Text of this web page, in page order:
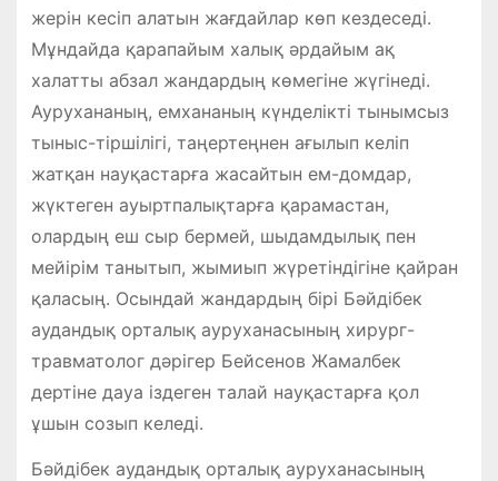
жерін кесіп алатын жағдайлар көп кездеседі.
Мұндайда қарапайым халық әрдайым ақ
халатты абзал жандардың көмегіне жүгінеді.
Аурухананың, емхананың күнделікті тынымсыз
тыныс-тіршілігі, таңертеңнен ағылып келіп
жатқан науқастарға жасайтын ем-домдар,
жүктеген ауыртпалықтарға қарамастан,
олардың еш сыр бермей, шыдамдылық пен
мейірім танытып, жымиып жүретіндігіне қайран
қаласың. Осындай жандардың бірі Бәйдібек
аудандық орталық ауруханасының хирург-
травматолог дәрігер Бейсенов Жамалбек
дертіне дауа іздеген талай науқастарға қол
ұшын созып келеді.
Бәйдібек аудандық орталық ауруханасының